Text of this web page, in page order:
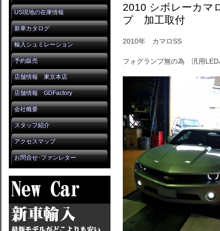
US現地の在庫情報
新車カタログ
輸入シュミレーション
予約販売
店舗情報 東京本店
店舗情報 GDFactory
会社概要
スタッフ紹介
アクセスマップ
お問合せ･ファンレター
2010 シボレーカ
プ 加工取付
2010年 カマロSS
フォグランプ無の為 汎用LED